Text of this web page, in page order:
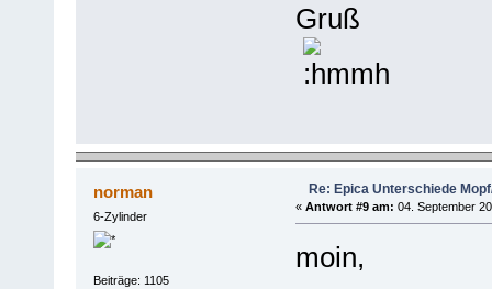
Gruß
norman
6-Zylinder
Beiträge: 1105
Re: Epica Unterschiede
« Antwort #9 am: 04. September
moin,